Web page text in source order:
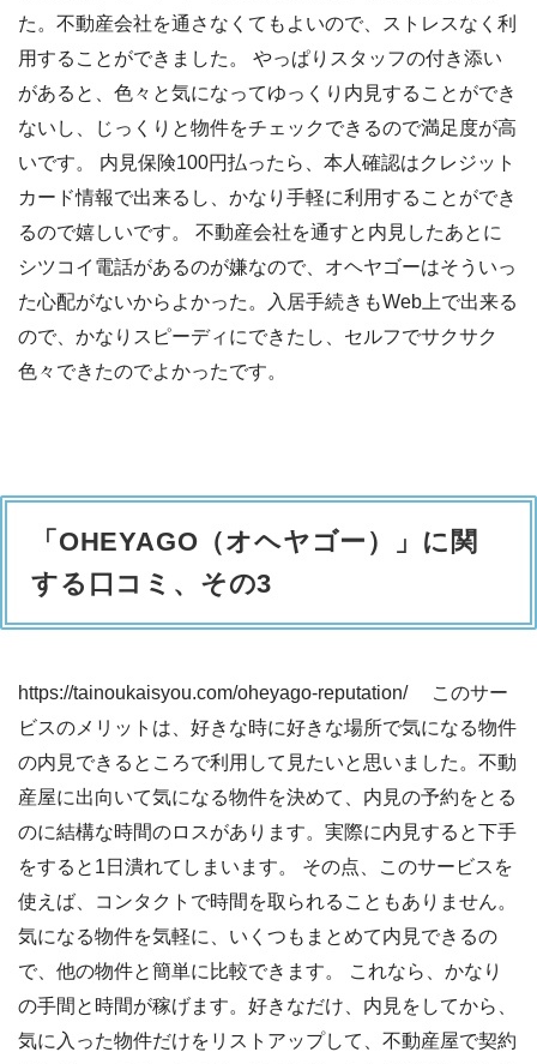
た。不動産会社を通さなくてもよいので、ストレスなく利
用することができました。 やっぱりスタッフの付き添い
があると、色々と気になってゆっくり内見することができ
ないし、じっくりと物件をチェックできるので満足度が高
いです。 内見保険100円払ったら、本人確認はクレジット
カード情報で出来るし、かなり手軽に利用することができ
るので嬉しいです。 不動産会社を通すと内見したあとに
シツコイ電話があるのが嫌なので、オヘヤゴーはそういっ
た心配がないからよかった。入居手続きもWeb上で出来る
ので、かなりスピーディにできたし、セルフでサクサク
色々できたのでよかったです。
「OHEYAGO（オヘヤゴー）」に関
する口コミ、その3
https://tainoukaisyou.com/oheyago-reputation/ このサー
ビスのメリットは、好きな時に好きな場所で気になる物件
の内見できるところで利用して見たいと思いました。不動
産屋に出向いて気になる物件を決めて、内見の予約をとる
のに結構な時間のロスがあります。実際に内見すると下手
をすると1日潰れてしまいます。 その点、このサービスを
使えば、コンタクトで時間を取られることもありません。
気になる物件を気軽に、いくつもまとめて内見できるの
で、他の物件と簡単に比較できます。 これなら、かなり
の手間と時間が稼げます。好きなだけ、内見をしてから、
気に入った物件だけをリストアップして、不動産屋で契約